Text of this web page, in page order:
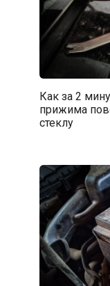
Как за 2
прижима
стеклу